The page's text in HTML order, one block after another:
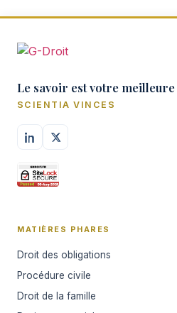
Le savoir est votre
SCIENTIA VINCES
MATIÈRES PHARES
Droit des obligations
Procédure civile
Droit de la famille